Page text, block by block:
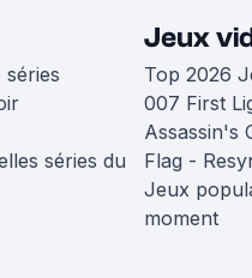
séries
séries du
Jeux
Top 2026
007 First
Assassin's
Flag -
Jeux
moment